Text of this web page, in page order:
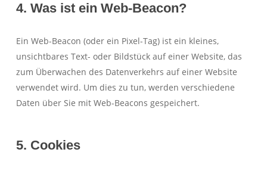
4. Was ist ein Web-Beacon?
Ein Web-Beacon (oder ein Pixel-Tag) ist ein kleines,
unsichtbares Text- oder Bildstück auf einer Website, das
zum Überwachen des Datenverkehrs auf einer Website
verwendet wird. Um dies zu tun, werden verschiedene
Daten über Sie mit Web-Beacons gespeichert.
5. Cookies